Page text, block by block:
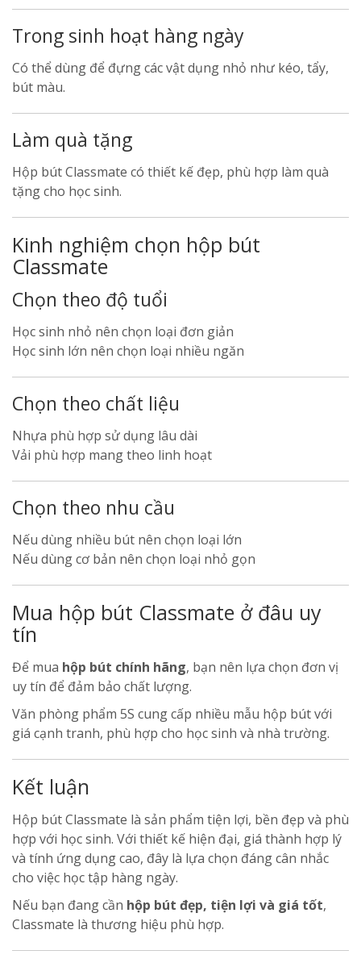
Trong sinh hoạt hàng ngày
Có thể dùng để đựng các vật dụng nhỏ như kéo, tẩy,
bút màu.
Làm quà tặng
Hộp bút Classmate có thiết kế đẹp, phù hợp làm quà
tặng cho học sinh.
Kinh nghiệm chọn hộp bút
Classmate
Chọn theo độ tuổi
Học sinh nhỏ nên chọn loại đơn giản
Học sinh lớn nên chọn loại nhiều ngăn
Chọn theo chất liệu
Nhựa phù hợp sử dụng lâu dài
Vải phù hợp mang theo linh hoạt
Chọn theo nhu cầu
Nếu dùng nhiều bút nên chọn loại lớn
Nếu dùng cơ bản nên chọn loại nhỏ gọn
Mua hộp bút Classmate ở đâu uy
tín
Để mua hộp bút chính hãng, bạn nên lựa chọn đơn vị
uy tín để đảm bảo chất lượng.
Văn phòng phẩm 5S cung cấp nhiều mẫu hộp bút với
giá cạnh tranh, phù hợp cho học sinh và nhà trường.
Kết luận
Hộp bút Classmate là sản phẩm tiện lợi, bền đẹp và phù
hợp với học sinh. Với thiết kế hiện đại, giá thành hợp lý
và tính ứng dụng cao, đây là lựa chọn đáng cân nhắc
cho việc học tập hàng ngày.
Nếu bạn đang cần hộp bút đẹp, tiện lợi và giá tốt,
Classmate là thương hiệu phù hợp.